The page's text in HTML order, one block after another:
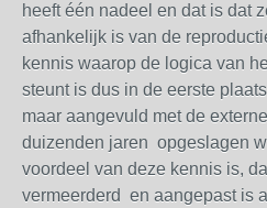
heeft één nadeel en dat is dat
afhankelijk is van de
kennis waarop de logica van
steunt is dus in de eerste
maar aangevuld met de
duizenden jaren opgeslagen
voordeel van deze kennis is,
vermeerderd en aangepast is